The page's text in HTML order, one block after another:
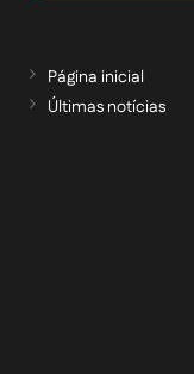
Página inicial
Últimas notícias